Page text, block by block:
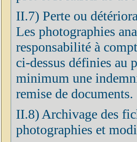
II.7) Perte ou
Les photographies
responsabilité à
ci-dessus définies au
minimum une
remise de documents.
II.8) Archivage des
photographies et